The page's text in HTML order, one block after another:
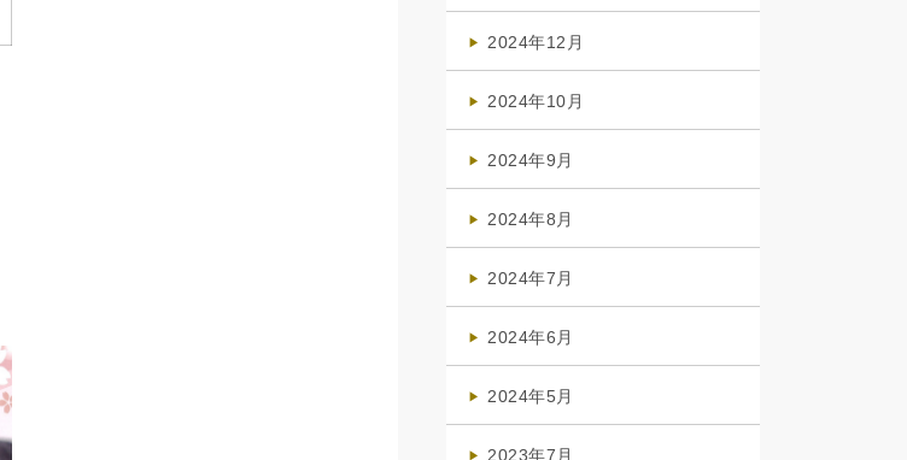
2024年12月
2024年10月
2024年9月
2024年8月
2024年7月
2024年6月
2024年5月
2023年7月